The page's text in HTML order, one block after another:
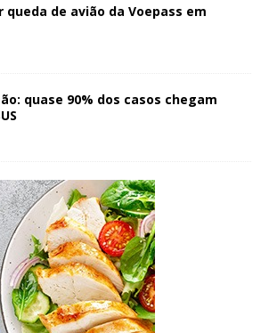
queda de avião da Voepass em
quase 90% dos casos chegam